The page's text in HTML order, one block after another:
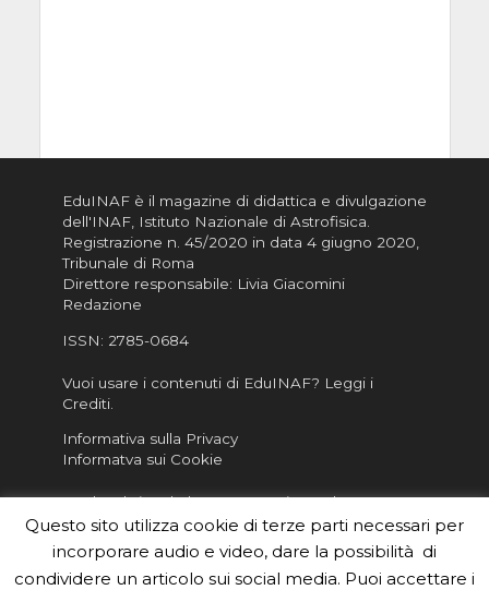
EduINAF è il magazine di didattica e divulgazione
dell'INAF, Istituto Nazionale di Astrofisica.
Registrazione n. 45/2020 in data 4 giugno 2020,
Tribunale di Roma
Direttore responsabile: Livia Giacomini
Redazione
ISSN: 2785-0684
Vuoi usare i contenuti di EduINAF? Leggi i
Crediti.
Informativa sulla Privacy
Informatva sui Cookie
Per la rubrica de l'Astronomo risponde, per
inviarci le tue foto o i tuoi contributi, scrivici a
redazione.edu [chiocciola] inaf.it oppure
compila
il form
Questo sito utilizza cookie di terze parti necessari per
incorporare audio e video, dare la possibilità di
condividere un articolo sui social media. Puoi accettare i